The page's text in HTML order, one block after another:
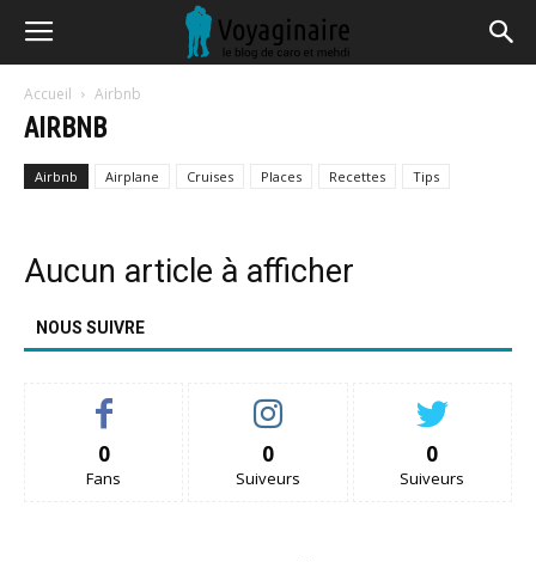
Accueil Airbnb
AIRBNB
Airbnb Airplane Cruises Places Recettes Tips
Aucun article à afficher
NOUS SUIVRE
0
Fans
0
Suiveurs
0
Suiveurs